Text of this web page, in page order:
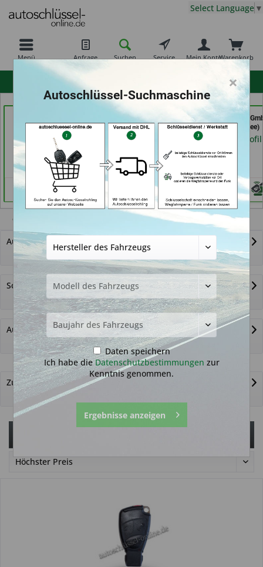
Menü Anfrage Suchen Service Warenkorb
Mein Konto
Select Language ▼
Fürth)
Händlerprofil
Schlüssel- u. DL Service
(in Dresden)
Händlerprofil
Autohaus Patz
(in Rot am See)
Händlerprofil
GL-Klasse
Autoschlüssel mit Funk
Schlüsselzubehör
Autoschlüssel nicht gefunden?
Zurück zur Übersicht
×
Autoschlüssel-Suchmaschine
Daten speichern
Ich habe dieDatenschutzbestimmungen zur
Kenntnis genommen.
Ergebnisse anzeigen